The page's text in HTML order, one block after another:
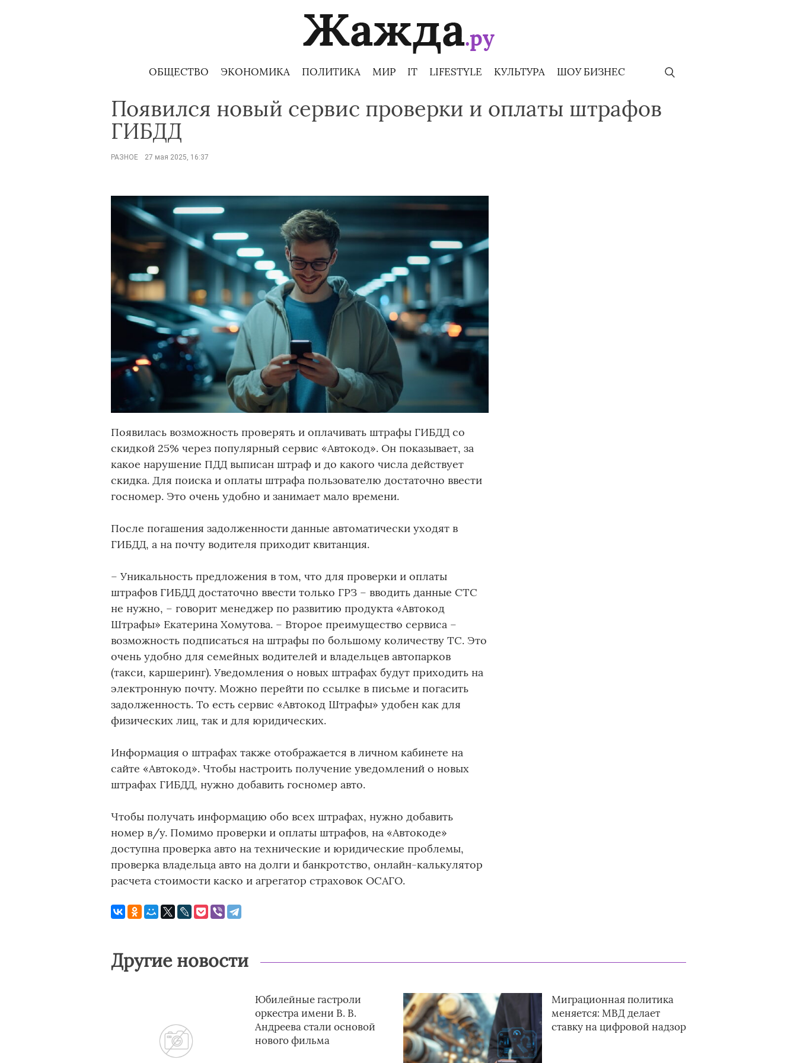
ОБЩЕСТВО ЭКОНОМИКА ПОЛИТИКА МИР IT LIFESTYLE КУЛЬТУРА ШОУ БИЗНЕС
Появился новый сервис проверки и оплаты штрафов
ГИБДД
РАЗНОЕ 27 мая 2025, 16:37
Появилась возможность проверять и оплачивать штрафы ГИБДД со
скидкой 25% через популярный сервис «Автокод». Он показывает, за
какое нарушение ПДД выписан штраф и до какого числа действует
скидка. Для поиска и оплаты штрафа пользователю достаточно ввести
госномер. Это очень удобно и занимает мало времени.
После погашения задолженности данные автоматически уходят в
ГИБДД, а на почту водителя приходит квитанция.
– Уникальность предложения в том, что для проверки и оплаты
штрафов ГИБДД достаточно ввести только ГРЗ – вводить данные СТС
не нужно, – говорит менеджер по развитию продукта «Автокод
Штрафы» Екатерина Хомутова. – Второе преимущество сервиса –
возможность подписаться на штрафы по большому количеству ТС. Это
очень удобно для семейных водителей и владельцев автопарков
(такси, каршеринг). Уведомления о новых штрафах будут приходить на
электронную почту. Можно перейти по ссылке в письме и погасить
задолженность. То есть сервис «Автокод Штрафы» удобен как для
физических лиц, так и для юридических.
Информация о штрафах также отображается в личном кабинете на
сайте «Автокод». Чтобы настроить получение уведомлений о новых
штрафах ГИБДД, нужно добавить госномер авто.
Чтобы получать информацию обо всех штрафах, нужно добавить
номер в/у. Помимо проверки и оплаты штрафов, на «Автокоде»
доступна проверка авто на технические и юридические проблемы,
проверка владельца авто на долги и банкротство, онлайн-калькулятор
расчета стоимости каско и агрегатор страховок ОСАГО.
Другие новости
Юбилейные гастроли
оркестра имени В. В.
Андреева стали основой
нового фильма
Миграционная политика
меняется: МВД делает
ставку на цифровой надзор